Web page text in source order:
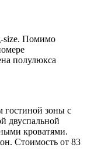
size. Помимо
полулюкса
гостиной зоны с
двуспальной
кроватями.
Стоимость от 83